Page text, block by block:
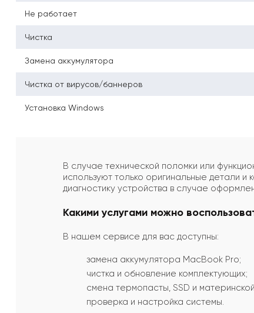
Не работает
Чистка
Замена аккумулятора
Чистка от вирусов/баннеров
Установка Windows
В случае технической поломки или
используют только оригинальные детали
диагностику устройства в случае
Какими услугами можно
В нашем сервисе для вас доступны:
замена аккумулятора MacBook Pro;
чистка и обновление комплектующих;
смена термопасты, SSD и
проверка и настройка системы.